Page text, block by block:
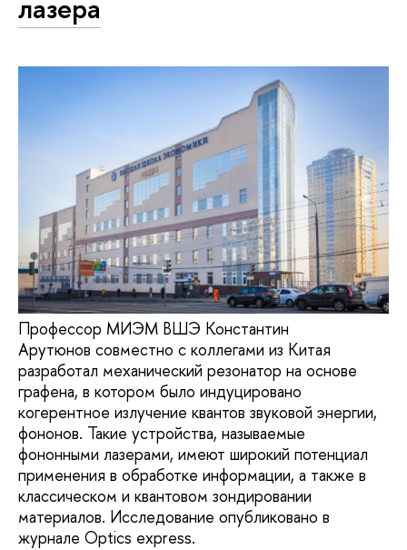
лазера
Профессор МИЭМ ВШЭ Константин
Арутюнов совместно с коллегами из Китая
разработал механический резонатор на основе
графена, в котором было индуцировано
когерентное излучение квантов звуковой энергии,
фононов. Такие устройства, называемые
фононными лазерами, имеют широкий потенциал
применения в обработке информации, а также в
классическом и квантовом зондировании
материалов. Исследование опубликовано в
журнале Optics express.